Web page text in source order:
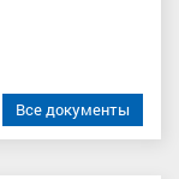
Все документы